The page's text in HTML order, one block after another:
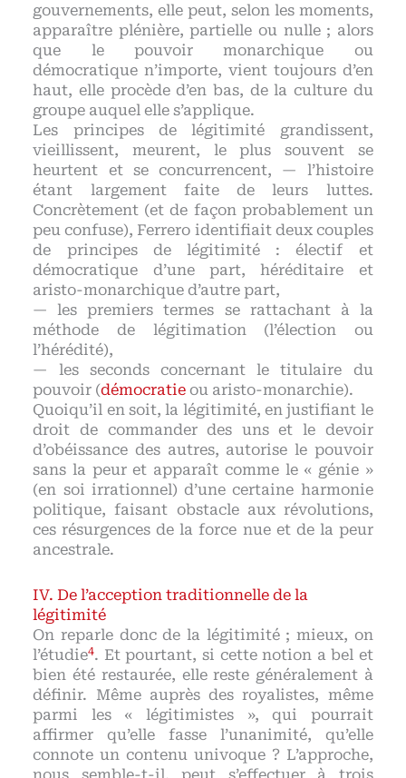
gouvernements, elle peut, selon les moments,
apparaître plénière, partielle ou nulle ; alors
que le pouvoir monarchique ou
démocratique n’importe, vient toujours d’en
haut, elle procède d’en bas, de la culture du
groupe auquel elle s’applique.
Les principes de légitimité grandissent,
vieillissent, meurent, le plus souvent se
heurtent et se concurrencent, — l’histoire
étant largement faite de leurs luttes.
Concrètement (et de façon probablement un
peu confuse), Ferrero identifiait deux couples
de principes de légitimité : électif et
démocratique d’une part, héréditaire et
aristo-monarchique d’autre part,
— les premiers termes se rattachant à la
méthode de légitimation (l’élection ou
l’hérédité),
— les seconds concernant le titulaire du
pouvoir (démocratie ou aristo-monarchie).
Quoiqu’il en soit, la légitimité, en justifiant le
droit de commander des uns et le devoir
d’obéissance des autres, autorise le pouvoir
sans la peur et apparaît comme le « génie »
(en soi irrationnel) d’une certaine harmonie
politique, faisant obstacle aux révolutions,
ces résurgences de la force nue et de la peur
ancestrale.
De l’acception traditionnelle de la
légitimité
On reparle donc de la légitimité ; mieux, on
l’étudie4. Et pourtant, si cette notion a bel et
bien été restaurée, elle reste généralement à
définir. Même auprès des royalistes, même
parmi les « légitimistes », qui pourrait
affirmer qu’elle fasse l’unanimité, qu’elle
connote un contenu univoque ? L’approche,
nous semble-t-il, peut s’effectuer à trois